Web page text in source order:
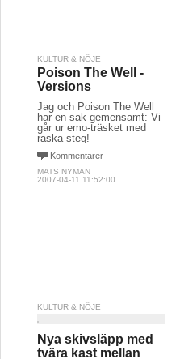
KULTUR & NÖJE
Poison The Well -
Versions
Jag och Poison The Well
har en sak gemensamt: Vi
går ur emo-träsket med
raska steg!
Kommentarer
MATS NYMAN
2007-04-11 11:52:00
KULTUR & NÖJE
Nya skivsläpp med
tvära kast mellan